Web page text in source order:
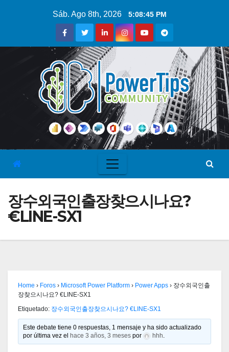
Sáb. Ago 8th, 2026 5:08:45 PM
장수외국인출장찾으시나요?
€LINE-SX1
Home › Foros › Microsoft Power Platform › Power Apps › 장수외국인출
장찾으시나요? €LINE-SX1
Etiquetado: 장수외국인출장찾으시나요? €LINE-SX1
Este debate tiene 0 respuestas, 1 mensaje y ha sido actualizado
por última vez el
hace 3 años, 3 meses por hhh.